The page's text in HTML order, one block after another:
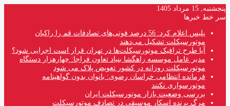
پنجشنبه, 15 مرداد 1405
سر خط خبرها
پلیس اعلام کرد: 56 درصد فوتی‌های تصادفات قم را راکبان
موتورسیکلت تشکیل می‌دهند
آیا طرح ترافیک موتورسیکلت‌ها در تهران قرار است اجرایی شود؟
مدیر عامل موسسه راهگشا بنیاد تعاون فراجا: چهارهزار دستگاه
موتورسیکلت روزانه در کشور تعویض پلاک می شود
فرمانده انتظامی خراسان رضوی: بانوان بدون گواهینامه
موتورسواری نکنند
بررسی وضعیت بازار موتورسیکلت ایران
مرگ برنده اسکار موسیقی در تصادف موتورسیکلت